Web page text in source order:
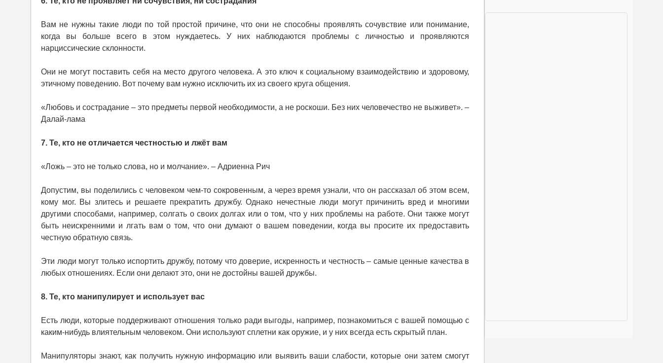
Вам не нужны такие люди по той простой причине, что они не способны проявлять сочувствие или понимание,
когда вы больше всего в этом нуждаетесь. У них наблюдаются проблемы с личностью и проявляются
нарциссические склонности.
Они не могут поставить себя на место другого человека. А это ключ к социальному взаимодействию и здоровому,
этичному поведению. Вот почему вам нужно исключить их из своего круга общения.
«Любовь и сострадание – это предметы первой необходимости, а не роскоши. Без них человечество не выживет». –
Далай-лама
7. Те, кто не отличается честностью и лжёт вам
«Ложь – это не только слова, но и молчание». – Адриенна Рич
Допустим, вы поделились с человеком чем-то сокровенным, а через время узнали, что он рассказал об этом всем,
кому мог. Вы злитесь и решаете прекратить дружбу. Однако нечестные люди могут причинить вред и многими
другими способами, например, солгать о своих долгах или о том, что у них проблемы на работе. Они также могут
быть неискренними и лгать вам о том, что они думают о вашем поведении, когда вы просите их предоставить
честную обратную связь.
Эти люди могут только испортить дружбу, потому что доверие, искренность и честность – самые ценные качества в
любых отношениях. Если они делают это, они не достойны вашей дружбы.
8. Те, кто манипулирует и использует вас
Есть люди, которые поддерживают отношения только ради выгоды, например, познакомиться с вашей помощью с
каким-нибудь влиятельным человеком. Они используют сплетни как оружие, и у них всегда есть скрытый план.
Манипуляторы знают, как получить нужную информацию или выявить ваши слабости, которые они затем смогут